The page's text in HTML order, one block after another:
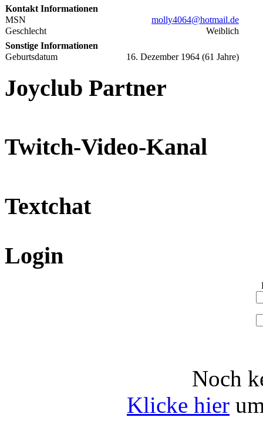
Kontakt Informationen
MSN
molly4064@hotmail.de
Geschlecht
Weiblich
Sonstige Informationen
Geburtsdatum
16. Dezember 1964 (61 Jahre)
Joyclub Partner
Twitch-Video-Kanal
Textchat
Login
Noch
Klicke hier